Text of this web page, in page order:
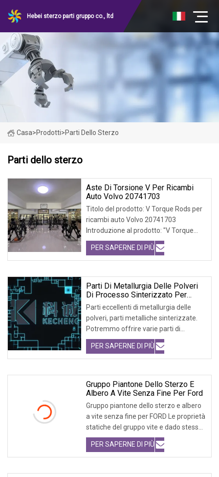
Hebei sterzo parti gruppo co., ltd
Casa>Prodotti>Parti Dello Sterzo
Parti dello sterzo
Aste Di Torsione V Per Ricambi
Auto Volvo 20741703
Titolo del prodotto: V Torque Rods per
ricambi auto Volvo 20741703
Introduzione al prodotto: "V Torque
Rods" è un tipo d
PER SAPERNE DI PIÙ
Parti Di Metallurgia Delle Polveri
Di Processo Sinterizzato Per
Ricambi Auto Di Ingranaggi A
Cremagliera Dello Sterzo
Automatico
Parti eccellenti di metallurgia delle
polveri, parti metalliche sinterizzate.
Potremmo offrire varie parti di
metallurgi
PER SAPERNE DI PIÙ
Gruppo Piantone Dello Sterzo E
Albero A Vite Senza Fine Per Ford
Gruppo piantone dello sterzo e albero
a vite senza fine per FORD Le proprietà
statiche del gruppo vite e dado stesso
son
PER SAPERNE DI PIÙ